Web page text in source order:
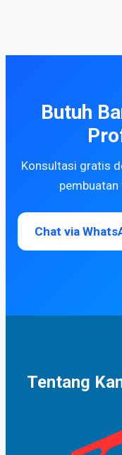
Butuh
Konsultasi gratis
pembuatan
Chat via
Tentang